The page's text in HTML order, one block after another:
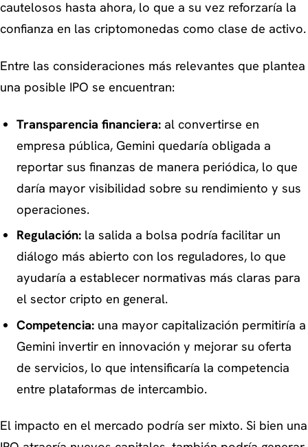
cautelosos hasta ahora, lo que a su vez reforzaría la
confianza en las criptomonedas como clase de activo.
Entre las consideraciones más relevantes que plantea
una posible IPO se encuentran:
Transparencia financiera:al convertirse en
empresa pública, Gemini quedaría obligada a
reportar sus finanzas de manera periódica, lo que
daría mayor visibilidad sobre su rendimiento y sus
operaciones.
Regulación:la salida a bolsa podría facilitar un
diálogo más abierto con los reguladores, lo que
ayudaría a establecer normativas más claras para
el sector cripto en general.
Competencia:una mayor capitalización permitiría a
Gemini invertir en innovación y mejorar su oferta
de servicios, lo que intensificaría la competencia
entre plataformas de intercambio.
El impacto en el mercado podría ser mixto. Si bien una